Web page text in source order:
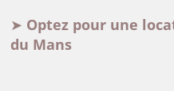
➤ Optez pour une
du Mans